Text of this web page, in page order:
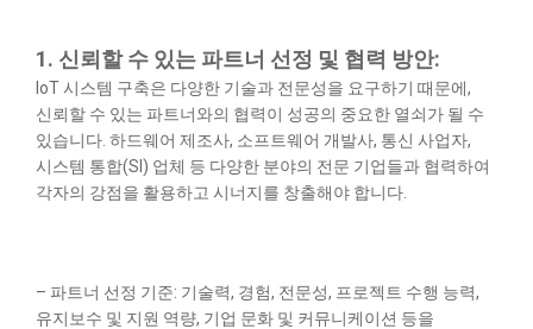
1. 신뢰할 수 있는 파트너 선정 및 협력 방안:
IoT 시스템 구축은 다양한 기술과 전문성을 요구하기 때문에,
신뢰할 수 있는 파트너와의 협력이 성공의 중요한 열쇠가 될 수
있습니다. 하드웨어 제조사, 소프트웨어 개발사, 통신 사업자,
시스템 통합(SI) 업체 등 다양한 분야의 전문 기업들과 협력하여
각자의 강점을 활용하고 시너지를 창출해야 합니다.
– 파트너 선정 기준: 기술력, 경험, 전문성, 프로젝트 수행 능력,
유지보수 및 지원 역량, 기업 문화 및 커뮤니케이션 등을